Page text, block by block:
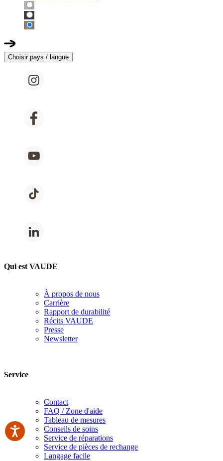
Choisir pays / langue
Qui est VAUDE
À propos de nous
Carrière
Rapport de durabilité
Récits VAUDE
Presse
Newsletter
Service
Contact
FAQ / Zone d'aide
Tableau de mesures
Conseils de soins
Service de réparations
Service de pièces de rechange
Langage facile